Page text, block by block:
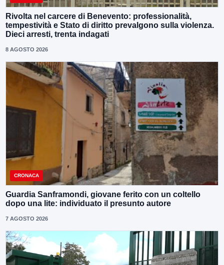
Rivolta nel carcere di Benevento: professionalità,
tempestività e Stato di diritto prevalgono sulla violenza.
Dieci arresti, trenta indagati
8 AGOSTO 2026
CRONACA
Guardia Sanframondi, giovane ferito con un coltello
dopo una lite: individuato il presunto autore
7 AGOSTO 2026